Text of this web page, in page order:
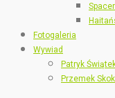
Fotogaleria
Wywiad
Patryk
Przemek